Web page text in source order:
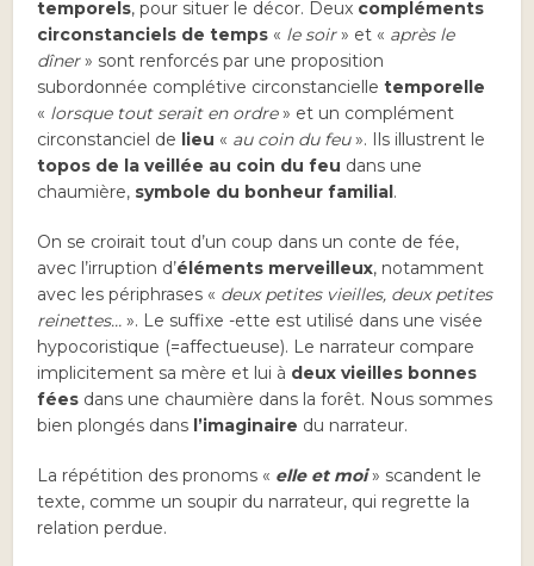
temporels, pour situer le décor. Deux compléments
circonstanciels de temps « le soir» et « après le
dîner» sont renforcés par une proposition
subordonnée complétive circonstancielletemporelle
« lorsque tout serait en ordre» et un complément
circonstanciel de lieu « au coin du feu». Ils illustrent le
topos de la veillée au coin du feu dans une
chaumière, symbole du bonheur familial.
On se croirait tout d’un coup dans un conte de fée,
avec l’irruption d’éléments merveilleux, notamment
avec les périphrases « deux petites vieilles, deux petites
reinettes…». Le suffixe -ette est utilisé dans une visée
hypocoristique (=affectueuse). Le narrateur compare
implicitement sa mère et lui à deux vieilles bonnes
fées dans une chaumière dans la forêt. Nous sommes
bien plongés dans l’imaginaire du narrateur.
La répétition des pronoms « elle et moi» scandent le
texte, comme un soupir du narrateur, qui regrette la
relation perdue.